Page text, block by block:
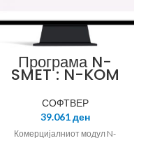
Програма N-
SMET : N-KOM
комерцијално
подмодул за
нотарско
работење
СОФТВЕР
39.061ден
Комерцијалниот модул N-